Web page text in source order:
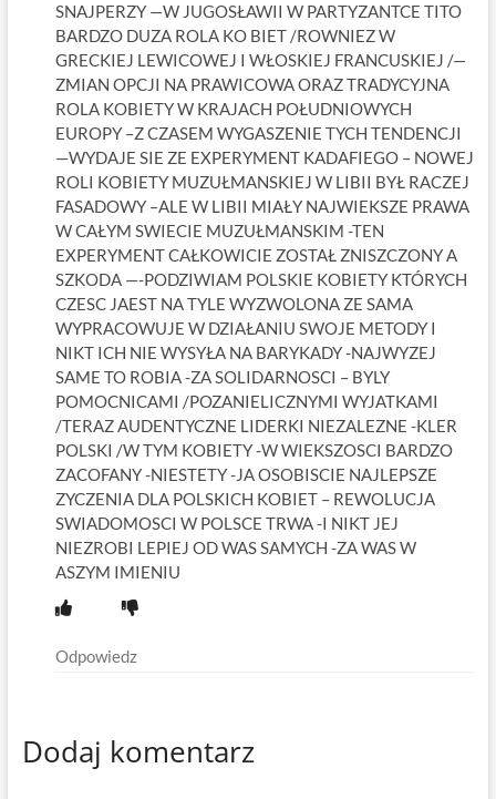
SNAJPERZY —W JUGOSŁAWII W PARTYZANTCE TITO
BARDZO DUZA ROLA KO BIET /ROWNIEZ W
GRECKIEJ LEWICOWEJ I WŁOSKIEJ FRANCUSKIEJ /—
ZMIAN OPCJI NA PRAWICOWA ORAZ TRADYCYJNA
ROLA KOBIETY W KRAJACH POŁUDNIOWYCH
EUROPY –Z CZASEM WYGASZENIE TYCH TENDENCJI
—WYDAJE SIE ZE EXPERYMENT KADAFIEGO – NOWEJ
ROLI KOBIETY MUZUŁMANSKIEJ W LIBII BYŁ RACZEJ
FASADOWY –ALE W LIBII MIAŁY NAJWIEKSZE PRAWA
W CAŁYM SWIECIE MUZUŁMANSKIM -TEN
EXPERYMENT CAŁKOWICIE ZOSTAŁ ZNISZCZONY A
SZKODA —-PODZIWIAM POLSKIE KOBIETY KTÓRYCH
CZESC JAEST NA TYLE WYZWOLONA ZE SAMA
WYPRACOWUJE W DZIAŁANIU SWOJE METODY I
NIKT ICH NIE WYSYŁA NA BARYKADY -NAJWYZEJ
SAME TO ROBIA -ZA SOLIDARNOSCI – BYLY
POMOCNICAMI /POZANIELICZNYMI WYJATKAMI
/TERAZ AUDENTYCZNE LIDERKI NIEZALEZNE -KLER
POLSKI /W TYM KOBIETY -W WIEKSZOSCI BARDZO
ZACOFANY -NIESTETY -JA OSOBISCIE NAJLEPSZE
ZYCZENIA DLA POLSKICH KOBIET – REWOLUCJA
SWIADOMOSCI W POLSCE TRWA -I NIKT JEJ
NIEZROBI LEPIEJ OD WAS SAMYCH -ZA WAS W
ASZYM IMIENIU
Odpowiedz
Dodaj komentarz